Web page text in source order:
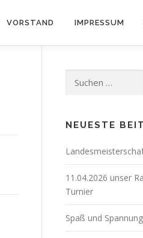
VORSTAND IMPRESSUM
nach:
NEUESTE
11.04.2026 unser
Turnier
Spaß und